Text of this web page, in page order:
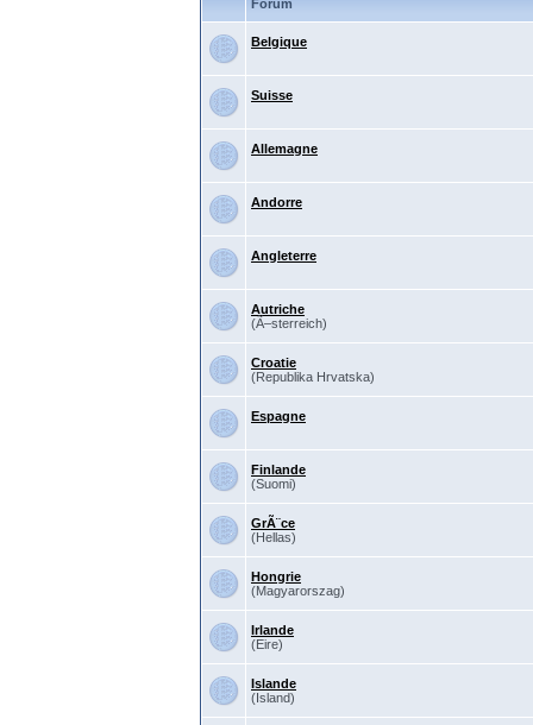
Forum
Belgique
Suisse
Allemagne
Andorre
Angleterre
Autriche
(Ã–sterreich)
Croatie
(Republika Hrvatska)
Espagne
Finlande
(Suomi)
GrÃ¨ce
(Hellas)
Hongrie
(Magyarorszag)
Irlande
(Eire)
Islande
(Island)